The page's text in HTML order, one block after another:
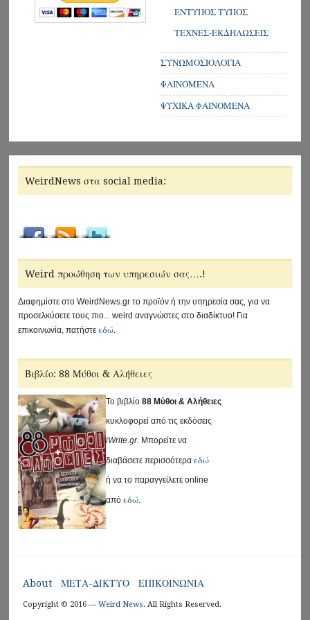
ΕΝΤΥΠΟΣ ΤΥΠΟΣ
ΤΕΧΝΕΣ-ΕΚΔΗΛΩΣΕΙΣ
ΣΥΝΩΜΟΣΙΟΛΟΓΙΑ
ΦΑΙΝΟΜΕΝΑ
ΨΥΧΙΚΑ ΦΑΙΝΟΜΕΝΑ
WeirdNews στα social media:
Weird προώθηση των υπηρεσιών σας….!
Διαφημίστε στο WeirdNews.gr το προϊόν ή την υπηρεσία σας, για να
προσελκύσετε τους πιο... weird αναγνώστες στο διαδίκτυο! Για
επικοινωνία, πατήστεεδώ.
Βιβλίο: 88 Μύθοι & Αλήθειες
Το βιβλίο88 Μύθοι & Αλήθειες
κυκλοφορεί από τις εκδόσεις
iWrite.gr. Μπορείτε να
διαβάσετε περισσότεραεδώ
ή να το παραγγείλετε online
απόεδώ.
About ΜΕΤΑ-ΔΙΚΤΥΟ ΕΠΙΚΟΙΝΩΝΙΑ
Copyright © 2016 —Weird News. All Rights Reserved.